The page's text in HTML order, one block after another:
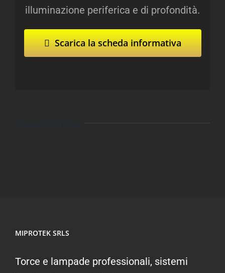
illuminazione periferica e di profondità.
Scarica la scheda informativa
MIPROTEK SRLS
Torce e lampade professionali, sistemi